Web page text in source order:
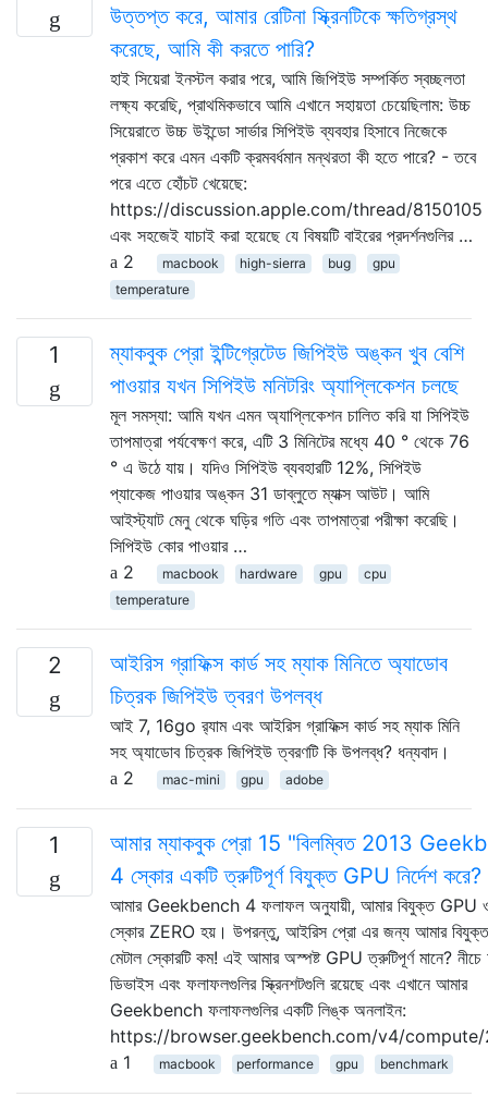
উত্তপ্ত করে, আমার রেটিনা স্ক্রিনটিকে ক্ষতিগ্রস্থ
করেছে, আমি কী করতে পারি?
হাই সিয়েরা ইনস্টল করার পরে, আমি জিপিইউ সম্পর্কিত স্বচ্ছলতা
লক্ষ্য করেছি, প্রাথমিকভাবে আমি এখানে সহায়তা চেয়েছিলাম: উচ্চ
সিয়েরাতে উচ্চ উইন্ডো সার্ভার সিপিইউ ব্যবহার হিসাবে নিজেকে
প্রকাশ করে এমন একটি ক্রমবর্ধমান মন্থরতা কী হতে পারে? - তবে
পরে এতে হোঁচট খেয়েছে:
https://discussion.apple.com/thread/8150105
এবং সহজেই যাচাই করা হয়েছে যে বিষয়টি বাইরের প্রদর্শনগুলির …
2
macbook high-sierra bug
gpu
temperature
1
ম্যাকবুক প্রো ইন্টিগ্রেটেড জিপিইউ অঙ্কন খুব বেশি
পাওয়ার যখন সিপিইউ মনিটরিং অ্যাপ্লিকেশন চলছে
মূল সমস্যা: আমি যখন এমন অ্যাপ্লিকেশন চালিত করি যা সিপিইউ
তাপমাত্রা পর্যবেক্ষণ করে, এটি 3 মিনিটের মধ্যে 40 ° থেকে 76
° এ উঠে যায়। যদিও সিপিইউ ব্যবহারটি 12%, সিপিইউ
প্যাকেজ পাওয়ার অঙ্কন 31 ডাব্লুতে ম্যাক্স আউট। আমি
আইস্ট্যাট মেনু থেকে ঘড়ির গতি এবং তাপমাত্রা পরীক্ষা করেছি।
সিপিইউ কোর পাওয়ার …
2
macbook hardware gpu
cpu
temperature
2
আইরিস গ্রাফিক্স কার্ড সহ ম্যাক মিনিতে অ্যাডোব
চিত্রক জিপিইউ ত্বরণ উপলব্ধ
আই 7, 16go র‌্যাম এবং আইরিস গ্রাফিক্স কার্ড সহ ম্যাক মিনি
সহ অ্যাডোব চিত্রক জিপিইউ ত্বরণটি কি উপলব্ধ? ধন্যবাদ।
2
mac-mini gpu adobe
1
আমার ম্যাকবুক প্রো 15 "বিলম্বিত 2013
4 স্কোর একটি ত্রুটিপূর্ণ বিযুক্ত GPU নির্দেশ করে?
আমার Geekbench 4 ফলাফল অনুযায়ী, আমার বিযুক্ত GPU
স্কোর ZERO হয়। উপরন্তু, আইরিস প্রো এর জন্য আমার
মেটাল স্কোরটি কম! এই আমার অস্পষ্ট GPU ত্রুটিপূর্ণ মানে?
ডিভাইস এবং ফলাফলগুলির স্ক্রিনশটগুলি রয়েছে এবং এখানে আমার
Geekbench ফলাফলগুলির একটি লিঙ্ক অনলাইন:
https://browser.geekbench.com/v4/compute/
1
macbook performance gpu benchmark